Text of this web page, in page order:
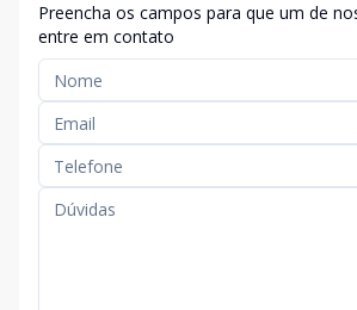
Preencha os campos para que um de
entre em contato